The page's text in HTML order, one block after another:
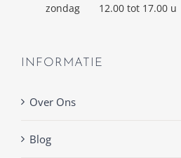
zondag
12.00 tot 17.00 u
INFORMATIE
Over Ons
Blog